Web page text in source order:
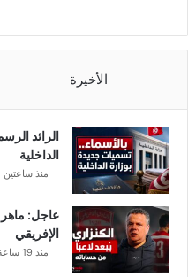
الأخيرة
الرائد
الداخلية
منذ ساعتين
عاجل: ماهر
الإفريقي
منذ 19 ساعة